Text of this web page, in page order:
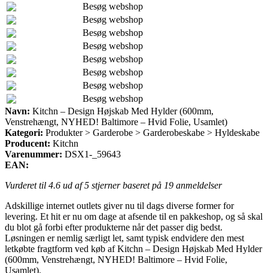
Besøg webshop
Besøg webshop
Besøg webshop
Besøg webshop
Besøg webshop
Besøg webshop
Besøg webshop
Besøg webshop
Navn: Kitchn – Design Højskab Med Hylder (600mm,
Venstrehængt, NYHED! Baltimore – Hvid Folie, Usamlet)
Kategori: Produkter > Garderobe > Garderobeskabe > Hyldeskabe
Producent: Kitchn
Varenummer: DSX1-_59643
EAN:
Vurderet til 4.6 ud af 5 stjerner baseret på 19 anmeldelser
Adskillige internet outlets giver nu til dags diverse former for
levering. Et hit er nu om dage at afsende til en pakkeshop, og så skal
du blot gå forbi efter produkterne når det passer dig bedst.
Løsningen er nemlig særligt let, samt typisk endvidere den mest
letkøbte fragtform ved køb af Kitchn – Design Højskab Med Hylder
(600mm, Venstrehængt, NYHED! Baltimore – Hvid Folie,
Usamlet).